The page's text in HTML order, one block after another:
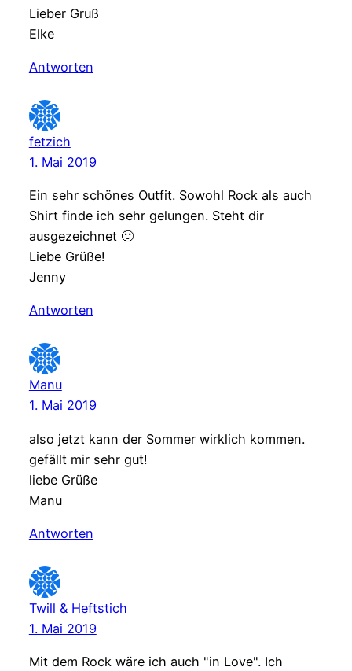
Lieber Gruß
Elke
Antworten
fetzich
1. Mai 2019
Ein sehr schönes Outfit. Sowohl Rock als auch
Shirt finde ich sehr gelungen. Steht dir
ausgezeichnet 🙂
Liebe Grüße!
Jenny
Antworten
Manu
1. Mai 2019
also jetzt kann der Sommer wirklich kommen.
gefällt mir sehr gut!
liebe Grüße
Manu
Antworten
Twill & Heftstich
1. Mai 2019
Mit dem Rock wäre ich auch "in Love". Ich